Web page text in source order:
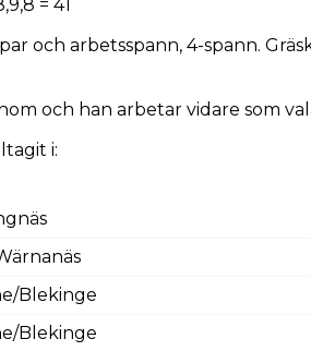
= 41
och arbetsspann, 4-spann.
och han arbetar vidare som
i:
Blekinge
Blekinge